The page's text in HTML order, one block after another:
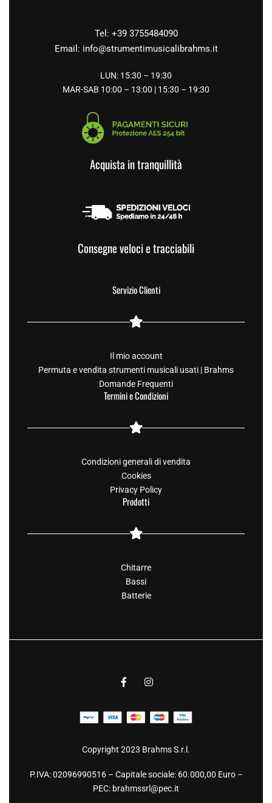
Tel: +39 3755484090
Email: info@strumentimusicalibrahms.it
LUN: 15:30 – 19:30
MAR-SAB 10:00 – 13:00 | 15:30 – 19:30
Acquista in tranquillità
Consegne veloci e tracciabili
Servizio Clienti
Il mio account
Permuta e vendita strumenti musicali usati | Brahms
Domande Frequenti
Termini e Condizioni
Condizioni generali di vendita
Cookies
Privacy Policy
Prodotti
Chitarre
Bassi
Batterie
Copyright 2023 Brahms S.r.l.
P.IVA: 02096990516 – Capitale sociale: 60.000,00 Euro –
PEC: brahmssrl@pec.it